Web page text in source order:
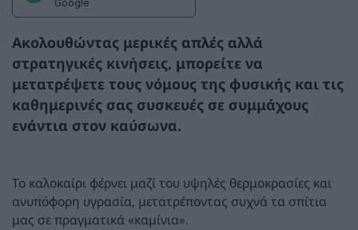
Google
Ακολουθώντας μερικές απλές αλλά
στρατηγικές κινήσεις, μπορείτε να
μετατρέψετε τους νόμους της φυσικής και τις
καθημερινές σας συσκευές σε συμμάχους
ενάντια στον καύσωνα.
Το καλοκαίρι φέρνει μαζί του υψηλές θερμοκρασίες και
ανυπόφορη υγρασία, μετατρέποντας συχνά τα σπίτια
μας σε πραγματικά «καμίνια».